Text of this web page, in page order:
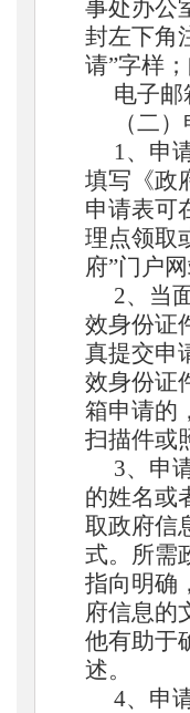
事处办公
封左下角
请”字样
电子邮
（二
1、申
填写《政
申请表可
理点领取
府”门户
2、当
效身份证
真提交申
效身份证
箱申请的
扫描件或
3、申
的姓名或
取政府信
式。所需
指向明确
府信息的
他有助于
述。
4、申